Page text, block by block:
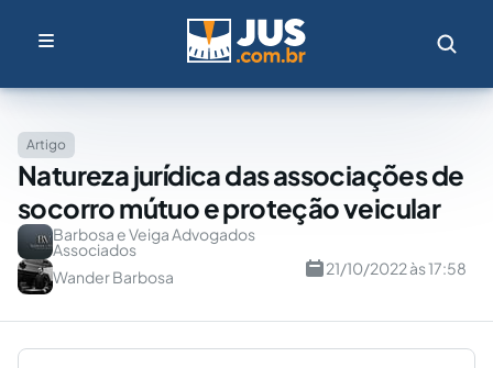
Artigo
Natureza jurídica das associações de
socorro mútuo e proteção veicular
Barbosa e Veiga Advogados
Associados
Wander Barbosa
21/10/2022 às 17:58